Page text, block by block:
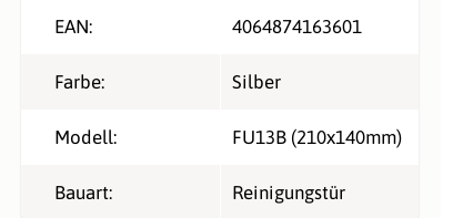
EAN: 4064874163601
Farbe: Silber
Modell: FU13B (210x140mm)
Bauart: Reinigungstür